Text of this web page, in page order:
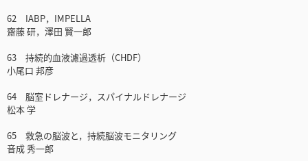
62 IABP，IMPELLA
齋藤 研，澤田 賢一郎
63 持続的血液濾過透析（CHDF）
小尾口 邦彦
64 脳室ドレナージ，スパイナルドレナージ
松本 学
65 救急の脳波と，持続脳波モニタリング
音成 秀一郎